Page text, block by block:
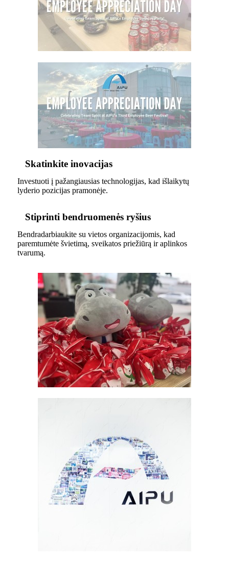
Skatinkite inovacijas
Investuoti į pažangiausias technologijas, kad išlaikytų
lyderio pozicijas pramonėje.
Stiprinti bendruomenės ryšius
Bendradarbiaukite su vietos organizacijomis, kad
paremtumėte švietimą, sveikatos priežiūrą ir aplinkos
tvarumą.